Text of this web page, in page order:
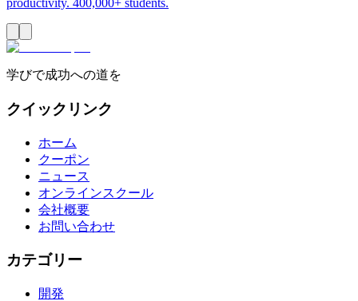
productivity. 400,000+ students.
学びで成功への道を
クイックリンク
ホーム
クーポン
ニュース
オンラインスクール
会社概要
お問い合わせ
カテゴリー
開発